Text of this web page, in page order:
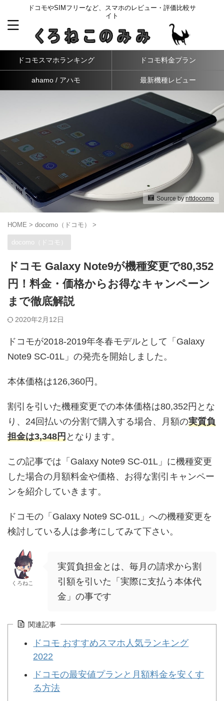
ドコモやSIMフリーなど、スマホのレビュー・評価比較サ
イト
ドコモスマホランキング ドコモ料金プラン
ahamo / アハモ 最新機種レビュー
Source bynttdocomo
HOME > docomo（ドコモ） >
docomo（ドコモ）
ドコモ Galaxy Note9が機種変更で80,352
円！料金・価格からお得なキャンペーン
まで徹底解説
2020年2月12日
ドコモが2018-2019年冬春モデルとして「Galaxy
Note9 SC-01L」の発売を開始しました。
本体価格は126,360円。
割引を引いた機種変更での本体価格は80,352円とな
り、24回払いの分割で購入する場合、月額の実質負
担金は3,348円となります。
この記事では「Galaxy Note9 SC-01L」に機種変更
した場合の月額料金や価格、お得な割引キャンペー
ンを紹介していきます。
ドコモの「Galaxy Note9 SC-01L」への機種変更を
検討している人は参考にしてみて下さい。
くろねこ
実質負担金とは、毎月の請求から割
引額を引いた「実際に支払う本体代
金」の事です
関連記事
ドコモ おすすめスマホ人気ランキング
2022
ドコモの最安値プランと月額料金を安くす
る方法